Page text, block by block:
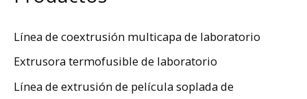
Línea de coextrusión multicapa de laboratorio
Extrusora termofusible de laboratorio
Línea de extrusión de película soplada de